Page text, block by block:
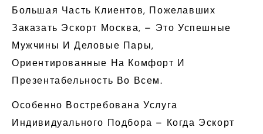
Большая Часть Клиентов, Пожелавших
Заказать Эскорт Москва, – Это Успешные
Мужчины И Деловые Пары,
Ориентированные На Комфорт И
Презентабельность Во Всем.
Особенно Востребована Услуга
Индивидуального Подбора – Когда Эскорт